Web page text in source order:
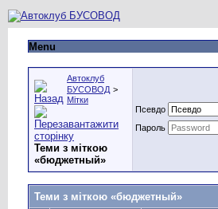
Menu
Автоклуб
БУСОВОД >
Мітки
Теми з міткою
«бюджетный»
Псевдо
Пароль
Теми з міткою «бюджетный»